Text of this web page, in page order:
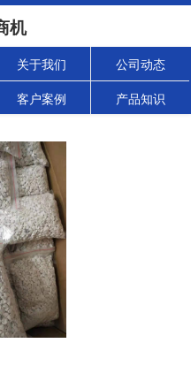
机
关于我们 公司动态
客户案例 产品知识